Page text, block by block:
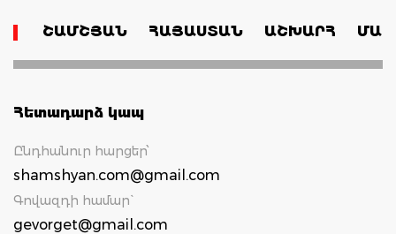
ՇԱՄՇՅԱՆ ՀԱՅԱՍՏԱՆ ԱՇԽԱՐՀ
Հետադարձ կապ
Ընդհանուր հարցեր՝
shamshyan.com@gmail.com
Գովազդի համար`
gevorget@gmail.com